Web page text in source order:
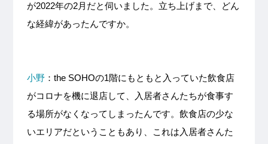
が2022年の2月だと伺いました。立ち上げまで、どん
な経緯があったんですか。
小野：the SOHOの1階にもともと入っていた飲食店
がコロナを機に退店して、入居者さんたちが食事す
る場所がなくなってしまったんです。飲食店の少な
いエリアだということもあり、これは入居者さんた